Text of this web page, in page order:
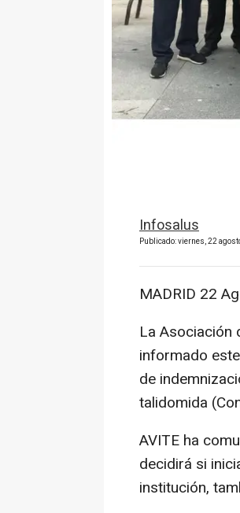
Infosalus
Publicado: viernes, 22
MADRID 22
La Asociación
informado
de
talidomida
AVITE ha
decidirá si
institución,